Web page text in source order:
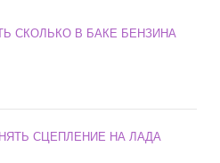
СКОЛЬКО В БАКЕ БЕНЗИНА
СЦЕПЛЕНИЕ НА ЛАДА